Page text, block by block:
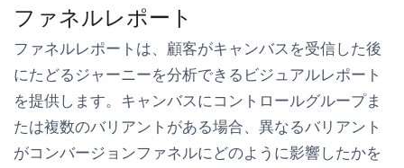
ファネルレポート
ファネルレポートは、顧客がキャンバスを受信した後
にたどるジャーニーを分析できるビジュアルレポート
を提供します。キャンバスにコントロールグループま
たは複数のバリアントがある場合、異なるバリアント
がコンバージョンファネルにどのように影響したかを